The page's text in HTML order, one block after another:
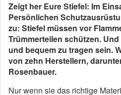
Zeigt her Eure Stiefel: Im
Persönlichen
zu: Stiefel müssen vor
Trümmerteilen schützen.
und bequem zu tragen sein.
von zehn Herstellern,
Rosenbauer.
Nur wenn sie das richtige